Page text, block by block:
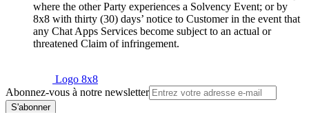
where the other Party experiences a Solvency Event; or by
8x8 with thirty (30) days’ notice to Customer in the event that
any Chat Apps Services become subject to an actual or
threatened Claim of infringement.
Logo 8x8
Abonnez-vous à notre newsletter
S'abonner